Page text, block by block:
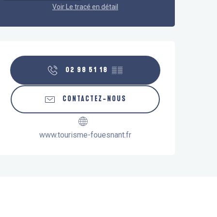
Voir Le tracé en détail
Ouverture et coordonnées
02 98 51 18 ▒▒
CONTACTEZ-NOUS
www.tourisme-fouesnant.fr